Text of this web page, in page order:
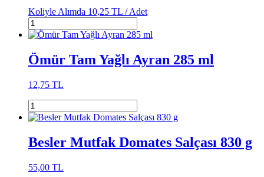
Koliyle Alımda 10,25 TL /Adet
Ömür Tam Yağlı Ayran 285 ml
12,75 TL
Besler Mutfak Domates Salçası 830 g
55,00 TL